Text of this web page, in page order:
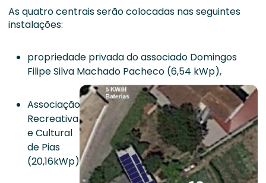
As quatro centrais serão colocadas nas seguintes
instalações:
propriedade privada do associado Domingos
Filipe Silva Machado Pacheco (6,54 kWp),
Associação
Recreativa
e Cultural
de Pias
(20,16kWp),